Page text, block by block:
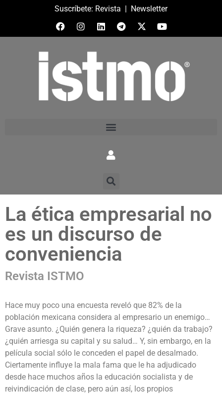
Suscríbete: Revista | Newsletter
La ética empresarial no
es un discurso de
conveniencia
Revista ISTMO
Hace muy poco una encuesta reveló que 82% de la
población mexicana considera al empresario un enemigo…
Grave asunto. ¿Quién genera la riqueza? ¿quién da trabajo?
¿quién arriesga su capital y su salud… Y, sin embargo, en la
película social sólo le conceden el papel de desalmado.
Ciertamente influye la mala fama que le ha adjudicado
desde hace muchos años la educación socialista y de
reivindicación de clase, pero aún así, los propios